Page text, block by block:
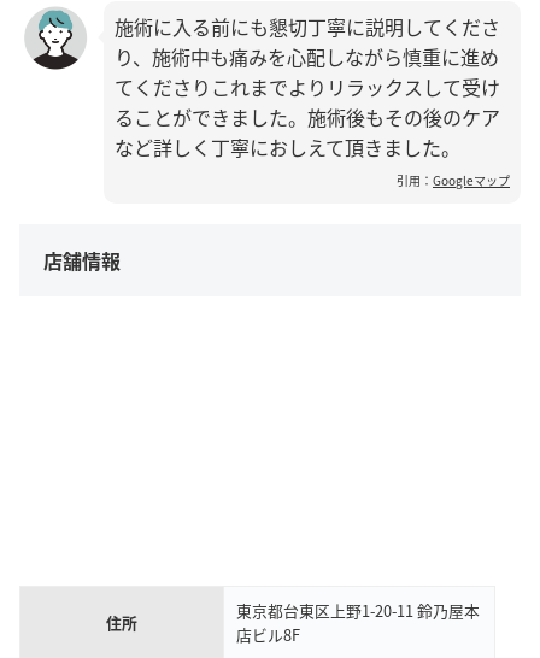
施術に入る前にも懇切丁寧に説明してくださ
り、施術中も痛みを心配しながら慎重に進め
てくださりこれまでよりリラックスして受け
ることができました。施術後もその後のケア
など詳しく丁寧におしえて頂きました。
引用： Googleマップ
店舗情報
住所
東京都台東区上野1-20-11 鈴乃屋本
店ビル8F